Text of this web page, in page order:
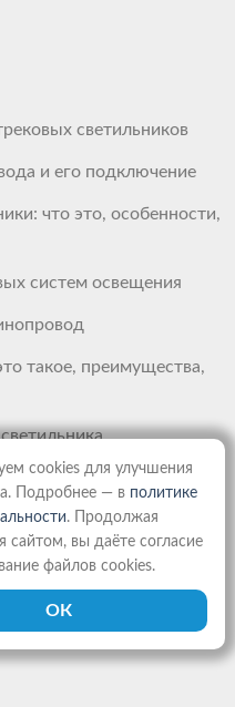
светильников
и его подключение
что это, особенности,
систем освещения
такое, преимущества,
cookies для улучшения
Подробнее — в политике
. Продолжая
сайтом, вы даёте согласие
файлов cookies.